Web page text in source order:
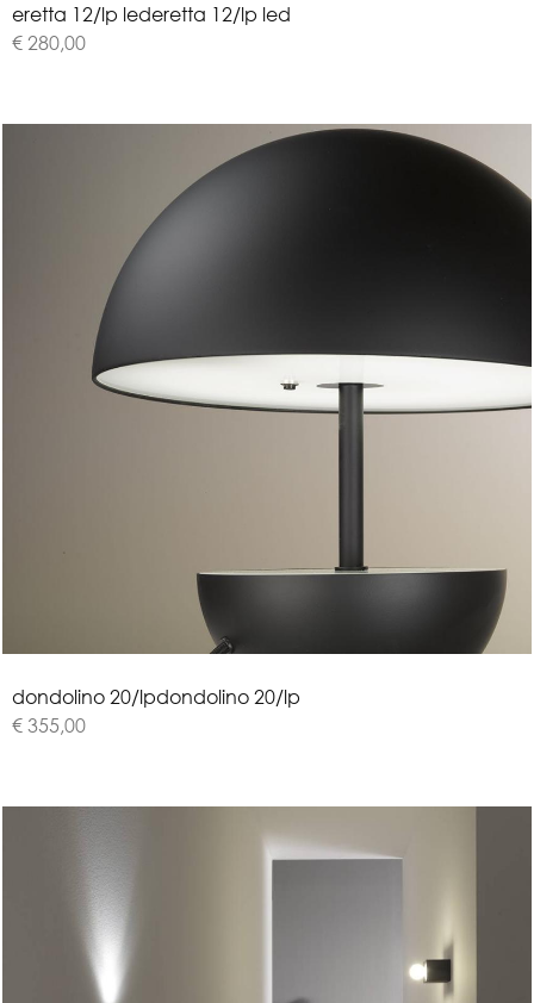
eretta 12/lp lederetta 12/lp led
€ 280,00
dondolino 20/lpdondolino 20/lp
€ 355,00